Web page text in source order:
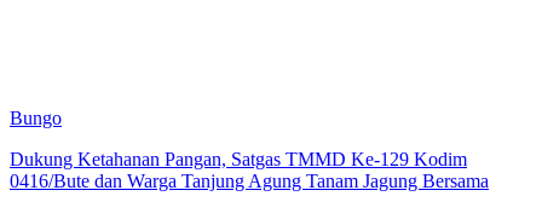
Bungo
Dukung Ketahanan Pangan, Satgas TMMD Ke-129 Kodim
0416/Bute dan Warga Tanjung Agung Tanam Jagung Bersama